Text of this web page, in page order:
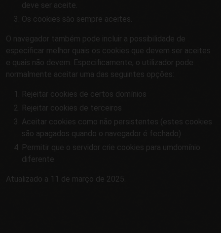
deve ser aceite.
Os cookies são sempre aceites.
O navegador também pode incluir a possibilidade de
especificar melhor quais os cookies que devem ser aceites
e quais não devem. Especificamente, o utilizador pode
normalmente aceitar uma das seguintes opções:
Rejeitar cookies de certos domínios
Rejeitar cookies de terceiros
Aceitar cookies como não persistentes (estes cookies
são apagados quando o navegador é fechado)
Permitir que o servidor crie cookies para umdomínio
diferente
Atualizado a 11 de março de 2025.